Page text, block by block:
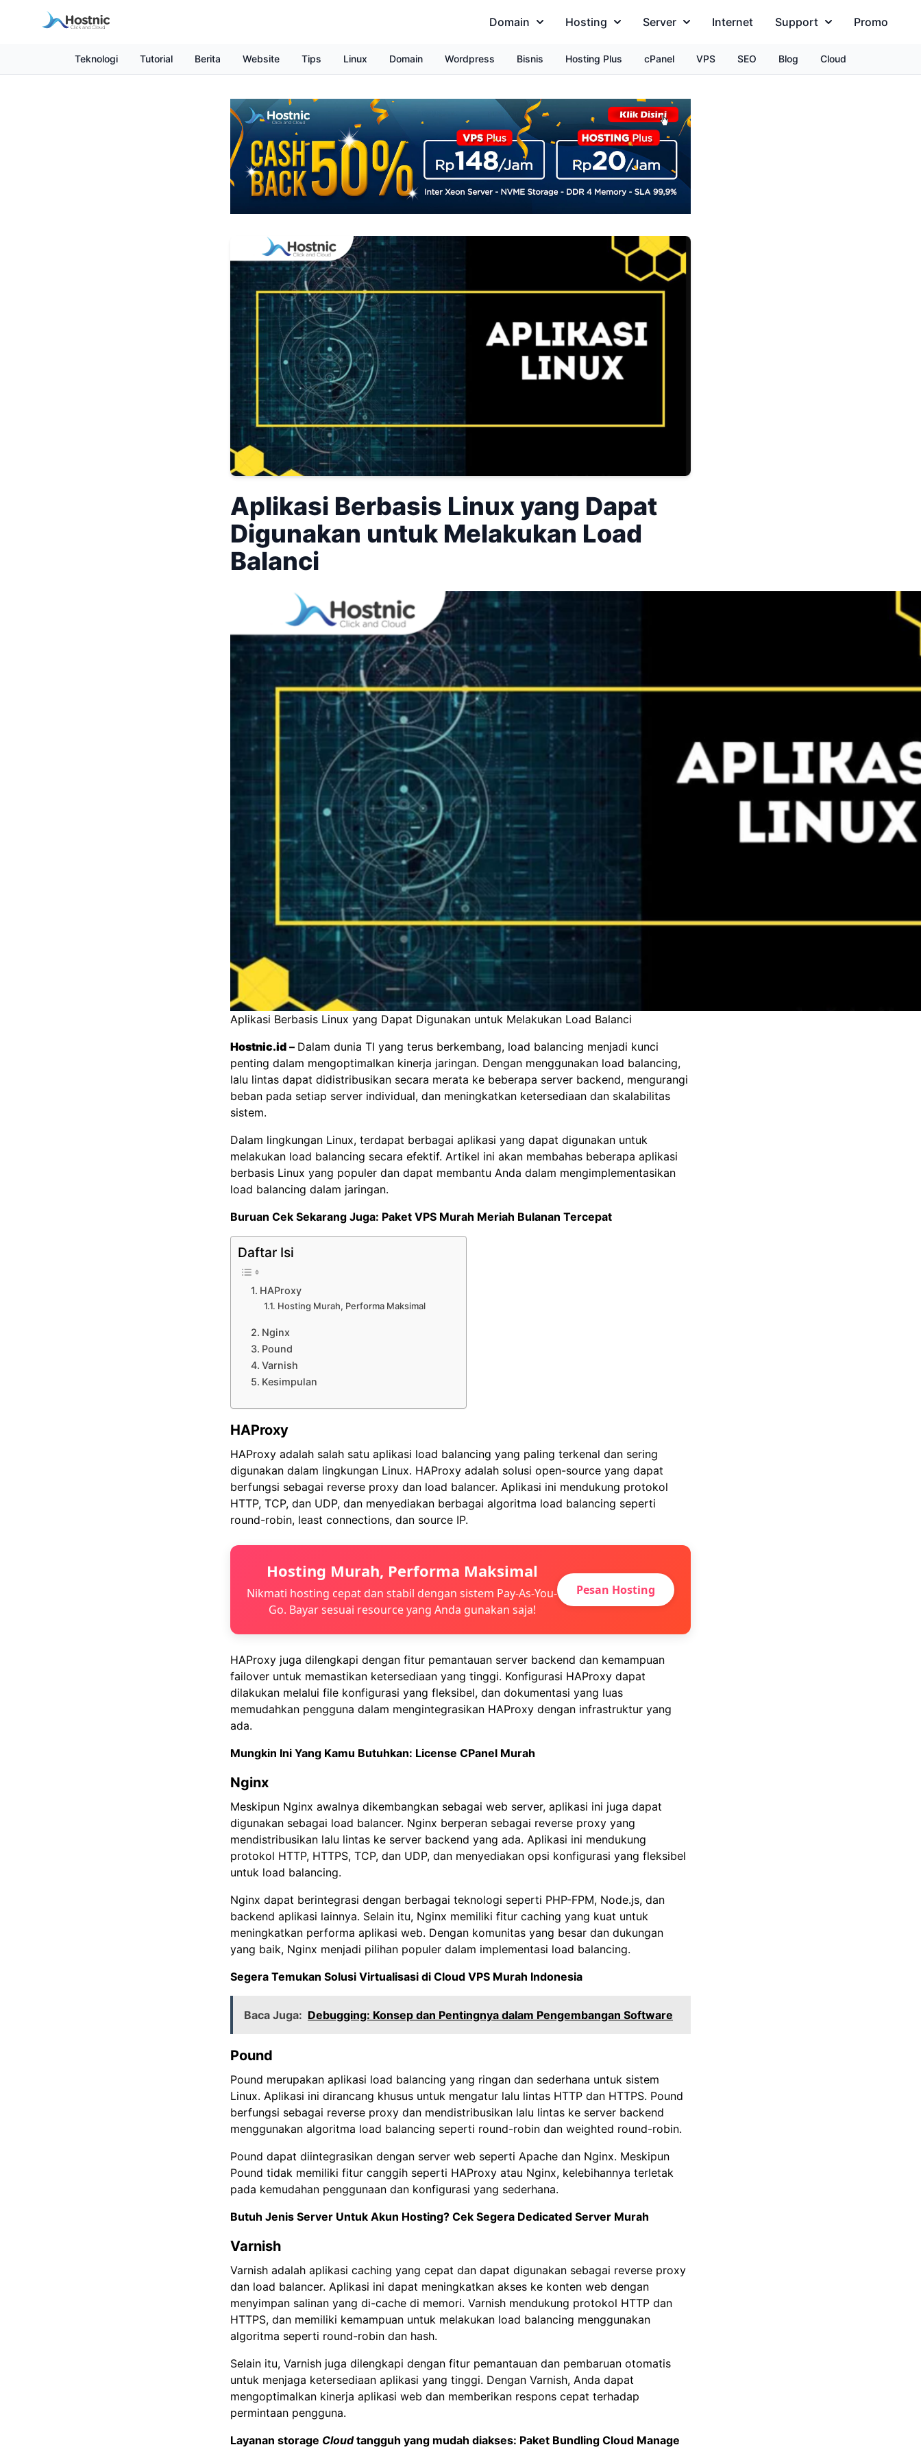
Domain Hosting Server Internet Support Promo
Teknologi Tutorial Berita Website Tips Linux Domain Wordpress Bisnis Hosting Plus cPanel VPS SEO Blog Cloud
Aplikasi Berbasis Linux yang Dapat
Digunakan untuk Melakukan Load
Balanci
Aplikasi Berbasis Linux yang Dapat Digunakan untuk Melakukan Load Balanci
Hostnic.id – Dalam dunia TI yang terus berkembang, load balancing menjadi kunci
penting dalam mengoptimalkan kinerja jaringan. Dengan menggunakan load balancing,
lalu lintas dapat didistribusikan secara merata ke beberapa server backend, mengurangi
beban pada setiap server individual, dan meningkatkan ketersediaan dan skalabilitas
sistem.
Dalam lingkungan Linux, terdapat berbagai aplikasi yang dapat digunakan untuk
melakukan load balancing secara efektif. Artikel ini akan membahas beberapa aplikasi
berbasis Linux yang populer dan dapat membantu Anda dalam mengimplementasikan
load balancing dalam jaringan.
Buruan Cek Sekarang Juga: Paket VPS Murah Meriah Bulanan Tercepat
Daftar Isi
HAProxy
Hosting Murah, Performa Maksimal
Nginx
Pound
Varnish
Kesimpulan
HAProxy
HAProxy adalah salah satu aplikasi load balancing yang paling terkenal dan sering
digunakan dalam lingkungan Linux. HAProxy adalah solusi open-source yang dapat
berfungsi sebagai reverse proxy dan load balancer. Aplikasi ini mendukung protokol
HTTP, TCP, dan UDP, dan menyediakan berbagai algoritma load balancing seperti
round-robin, least connections, dan source IP.
Hosting Murah, Performa Maksimal
Nikmati hosting cepat dan stabil dengan sistem Pay-As-You-
Go. Bayar sesuai resource yang Anda gunakan saja!
Pesan Hosting
HAProxy juga dilengkapi dengan fitur pemantauan server backend dan kemampuan
failover untuk memastikan ketersediaan yang tinggi. Konfigurasi HAProxy dapat
dilakukan melalui file konfigurasi yang fleksibel, dan dokumentasi yang luas
memudahkan pengguna dalam mengintegrasikan HAProxy dengan infrastruktur yang
ada.
Mungkin Ini Yang Kamu Butuhkan: License CPanel Murah
Nginx
Meskipun Nginx awalnya dikembangkan sebagai web server, aplikasi ini juga dapat
digunakan sebagai load balancer. Nginx berperan sebagai reverse proxy yang
mendistribusikan lalu lintas ke server backend yang ada. Aplikasi ini mendukung
protokol HTTP, HTTPS, TCP, dan UDP, dan menyediakan opsi konfigurasi yang fleksibel
untuk load balancing.
Nginx dapat berintegrasi dengan berbagai teknologi seperti PHP-FPM, Node.js, dan
backend aplikasi lainnya. Selain itu, Nginx memiliki fitur caching yang kuat untuk
meningkatkan performa aplikasi web. Dengan komunitas yang besar dan dukungan
yang baik, Nginx menjadi pilihan populer dalam implementasi load balancing.
Segera Temukan Solusi Virtualisasi di Cloud VPS Murah Indonesia
Baca Juga: Debugging: Konsep dan Pentingnya dalam Pengembangan Software
Pound
Pound merupakan aplikasi load balancing yang ringan dan sederhana untuk sistem
Linux. Aplikasi ini dirancang khusus untuk mengatur lalu lintas HTTP dan HTTPS. Pound
berfungsi sebagai reverse proxy dan mendistribusikan lalu lintas ke server backend
menggunakan algoritma load balancing seperti round-robin dan weighted round-robin.
Pound dapat diintegrasikan dengan server web seperti Apache dan Nginx. Meskipun
Pound tidak memiliki fitur canggih seperti HAProxy atau Nginx, kelebihannya terletak
pada kemudahan penggunaan dan konfigurasi yang sederhana.
Butuh Jenis Server Untuk Akun Hosting? Cek Segera Dedicated Server Murah
Varnish
Varnish adalah aplikasi caching yang cepat dan dapat digunakan sebagai reverse proxy
dan load balancer. Aplikasi ini dapat meningkatkan akses ke konten web dengan
menyimpan salinan yang di-cache di memori. Varnish mendukung protokol HTTP dan
HTTPS, dan memiliki kemampuan untuk melakukan load balancing menggunakan
algoritma seperti round-robin dan hash.
Selain itu, Varnish juga dilengkapi dengan fitur pemantauan dan pembaruan otomatis
untuk menjaga ketersediaan aplikasi yang tinggi. Dengan Varnish, Anda dapat
mengoptimalkan kinerja aplikasi web dan memberikan respons cepat terhadap
permintaan pengguna.
Layanan storage Cloudtangguh yang mudah diakses: Paket Bundling Cloud Manage